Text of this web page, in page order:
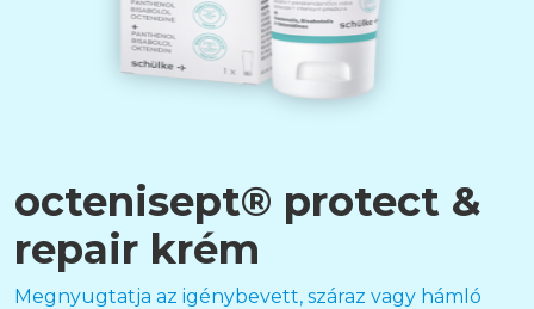
octenisept® protect &
repair krém
Megnyugtatja az igénybevett, száraz vagy hámló